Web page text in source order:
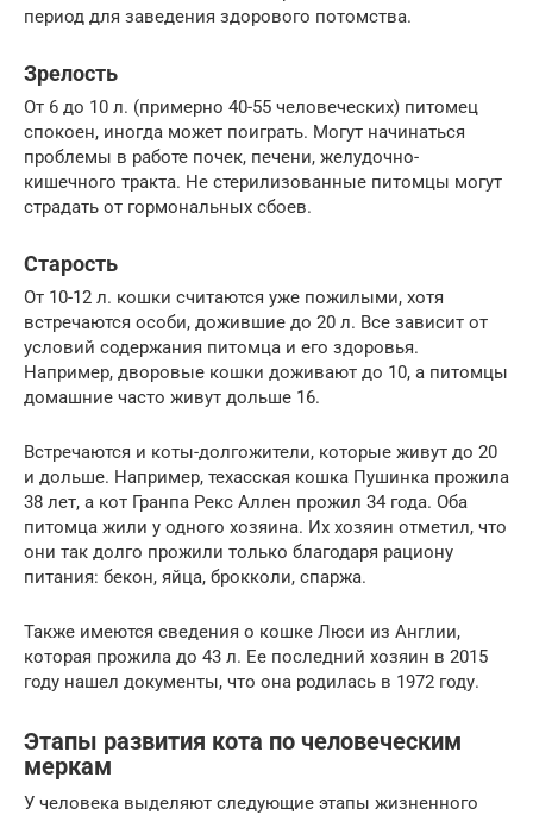
период для заведения здорового потомства.
Зрелость
От 6 до 10 л. (примерно 40-55 человеческих) питомец
спокоен, иногда может поиграть. Могут начинаться
проблемы в работе почек, печени, желудочно-
кишечного тракта. Не стерилизованные питомцы могут
страдать от гормональных сбоев.
Старость
От 10-12 л. кошки считаются уже пожилыми, хотя
встречаются особи, дожившие до 20 л. Все зависит от
условий содержания питомца и его здоровья.
Например, дворовые кошки доживают до 10, а питомцы
домашние часто живут дольше 16.
Встречаются и коты-долгожители, которые живут до 20
и дольше. Например, техасская кошка Пушинка прожила
38 лет, а кот Гранпа Рекс Аллен прожил 34 года. Оба
питомца жили у одного хозяина. Их хозяин отметил, что
они так долго прожили только благодаря рациону
питания: бекон, яйца, брокколи, спаржа.
Также имеются сведения о кошке Люси из Англии,
которая прожила до 43 л. Ее последний хозяин в 2015
году нашел документы, что она родилась в 1972 году.
Этапы развития кота по человеческим
меркам
У человека выделяют следующие этапы жизненного